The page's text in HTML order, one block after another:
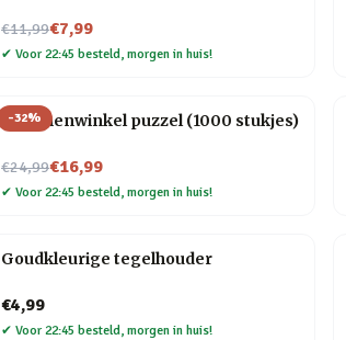
€11,99
Nu voor€7,99
✔ Voor 22:45 besteld, morgen in huis!
-32%
Bloemenwinkel puzzel (1000 stukjes)
€24,99
Nu voor€16,99
✔ Voor 22:45 besteld, morgen in huis!
Goudkleurige tegelhouder
€4,99
✔ Voor 22:45 besteld, morgen in huis!